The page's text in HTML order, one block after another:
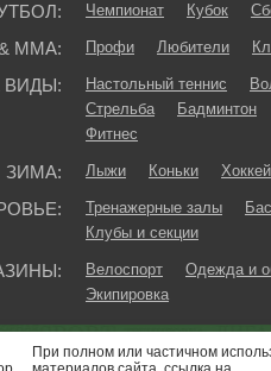
Чемпионат Кубок
ММА: Профи Любители
ВИДЫ: Настольный теннис
Стрельба
Бадминтон
Фитнес
ЗИМА: Лыжи Коньки Хоккей
Тренажерные залы
Клубы и секции
Велоспорт Одежда и
Экипировка
При полном или частичном